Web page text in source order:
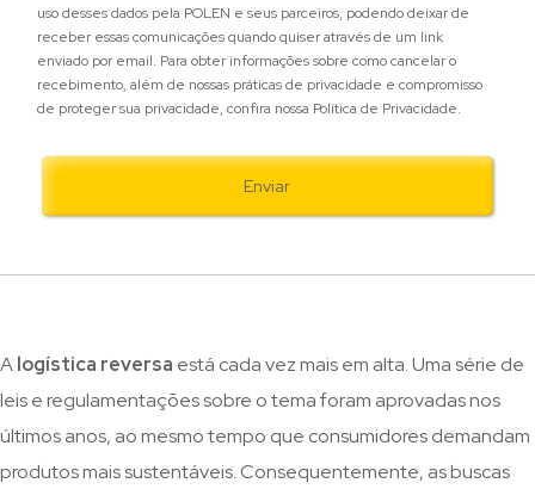
uso desses dados pela POLEN e seus parceiros, podendo deixar de
receber essas comunicações quando quiser através de um link
enviado por email. Para obter informações sobre como cancelar o
recebimento, além de nossas práticas de privacidade e compromisso
de proteger sua privacidade, confira nossa Política de Privacidade.
Alogística reversa está cada vez mais em alta. Uma série de
leis e regulamentações sobre o tema foram aprovadas nos
últimos anos, ao mesmo tempo que consumidores demandam
produtos mais sustentáveis. Consequentemente, as buscas